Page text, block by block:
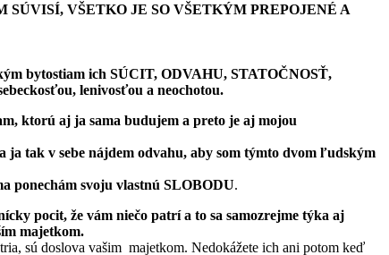
SÚVISÍ, VŠETKO JE SO VŠETKÝM PREPOJENÉ A
bytostiam ich SÚCIT, ODVAHU, STATOČNOSŤ,
lenivosťou a neochotou.
ktorú aj ja sama budujem a preto je aj mojou
tak v sebe nájdem odvahu, aby som týmto dvom ľudským
ponechám svoju vlastnú SLOBODU.
pocit, že vám niečo patrí a to sa samozrejme týka aj
majetkom.
sú doslova vašim majetkom. Nedokážete ich ani potom keď